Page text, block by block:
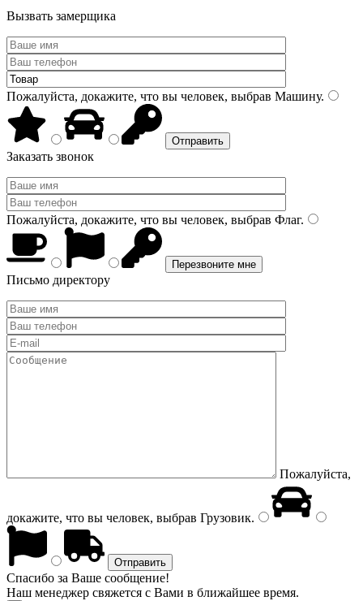
Вызвать замерщика
Пожалуйста, докажите, что вы человек, выбрав Машину.
Заказать звонок
Пожалуйста, докажите, что вы человек, выбрав Флаг.
Письмо директору
Пожалуйста,
докажите, что вы человек, выбрав Грузовик.
Спасибо за Ваше сообщение!
Наш менеджер свяжется с Вами в ближайшее время.